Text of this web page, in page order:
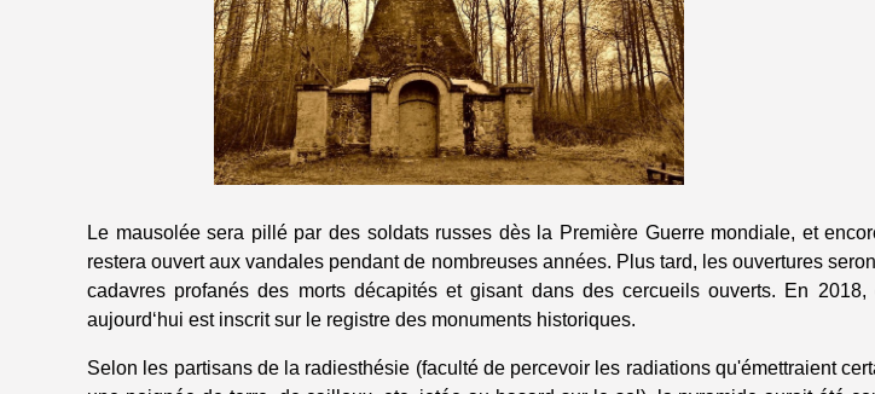
Le mausolée sera pillé par des soldats russes dès la Première Guerre mondiale, et
restera ouvert aux vandales pendant de nombreuses années. Plus tard, les ouvertures
cadavres profanés des morts décapités et gisant dans des cercueils ouverts. En
aujourd‘hui est inscrit sur le registre des monuments historiques.
Selon les partisans de la radiesthésie (faculté de percevoir les radiations qu'émettraient